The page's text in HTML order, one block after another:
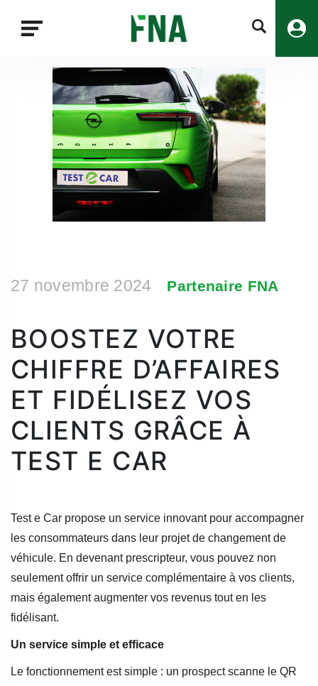
recherche
27 novembre 2024 Partenaire FNA
BOOSTEZ VOTRE
CHIFFRE D’AFFAIRES
ET FIDÉLISEZ VOS
CLIENTS GRÂCE À
TEST E CAR
Test e Car propose un service innovant pour accompagner
les consommateurs dans leur projet de changement de
véhicule. En devenant prescripteur, vous pouvez non
seulement offrir un service complémentaire à vos clients,
mais également augmenter vos revenus tout en les
fidélisant.
Un service simple et efficace
Le fonctionnement est simple : un prospect scanne le QR